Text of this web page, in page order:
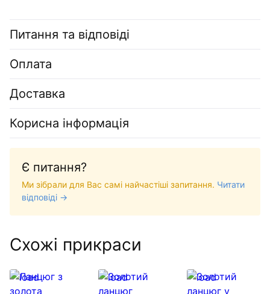
Питання та відповіді
Оплата
Доставка
Корисна інформація
Є питання?
Ми зібрали для Вас самі найчастіші запитання. Читати
відповіді →
Схожі прикраси